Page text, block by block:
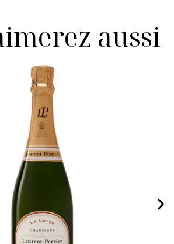
aussi